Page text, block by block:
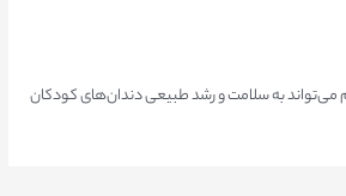
می‌تواند به سلامت و رشد طبیعی دندان‌های کودکان